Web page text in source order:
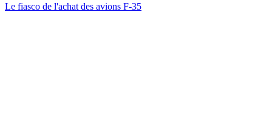
Le fiasco de l'achat des avions F-35